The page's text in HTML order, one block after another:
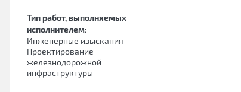
Тип работ, выполняемых
исполнителем:
Инженерные изыскания
Проектирование
железнодорожной
инфраструктуры